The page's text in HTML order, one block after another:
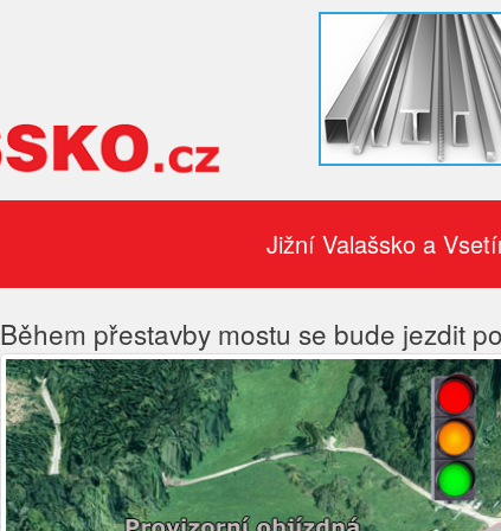
Jižní Valašsko a
Během přestavby mostu se bude jezdit